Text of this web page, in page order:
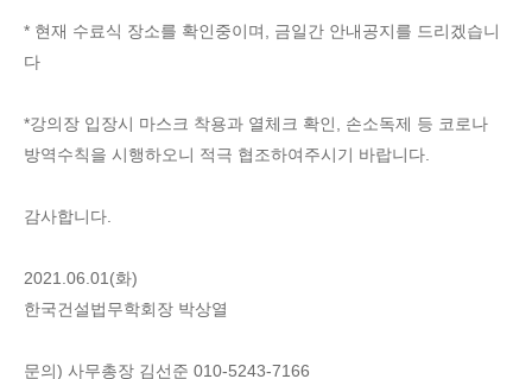
* 현재 수료식 장소를 확인중이며, 금일간 안내공지를 드리겠습니
다
*강의장 입장시 마스크 착용과 열체크 확인, 손소독제 등 코로나
방역수칙을 시행하오니 적극 협조하여주시기 바랍니다.
감사합니다.
2021.06.01(화)
한국건설법무학회장 박상열
문의) 사무총장 김선준 010-5243-7166